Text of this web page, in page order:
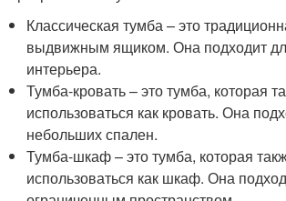
Классическая тумба – это
выдвижным ящиком. Она подходит
интерьера.
Тумба-кровать – это тумба, которая
использоваться как кровать. Она
небольших спален.
Тумба-шкаф – это тумба, которая
использоваться как шкаф. Она